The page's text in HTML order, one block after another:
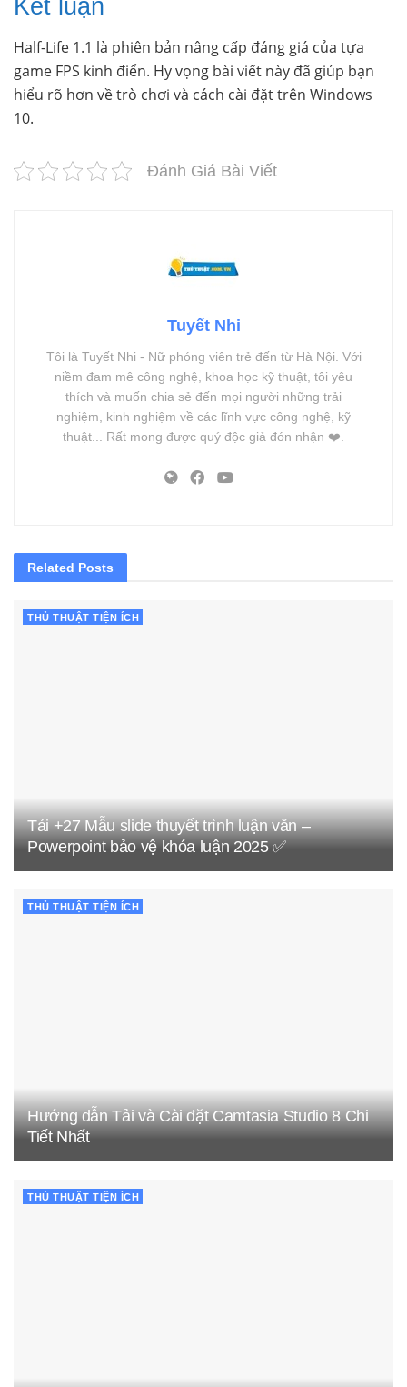
Kết luận
Half-Life 1.1 là phiên bản nâng cấp đáng giá của tựa
game FPS kinh điển. Hy vọng bài viết này đã giúp bạn
hiểu rõ hơn về trò chơi và cách cài đặt trên Windows
10.
Đánh Giá Bài Viết
Tuyết Nhi
Tôi là Tuyết Nhi - Nữ phóng viên trẻ đến từ Hà Nội. Với
niềm đam mê công nghệ, khoa học kỹ thuật, tôi yêu
thích và muốn chia sẻ đến mọi người những trải
nghiệm, kinh nghiệm về các lĩnh vực công nghệ, kỹ
thuật... Rất mong được quý độc giả đón nhận ❤️.
Related Posts
THỦ THUẬT TIỆN ÍCH
Tải +27 Mẫu slide thuyết trình luận văn –
Powerpoint bảo vệ khóa luận 2025 ✅
THỦ THUẬT TIỆN ÍCH
Hướng dẫn Tải và Cài đặt Camtasia Studio 8 Chi
Tiết Nhất
THỦ THUẬT TIỆN ÍCH